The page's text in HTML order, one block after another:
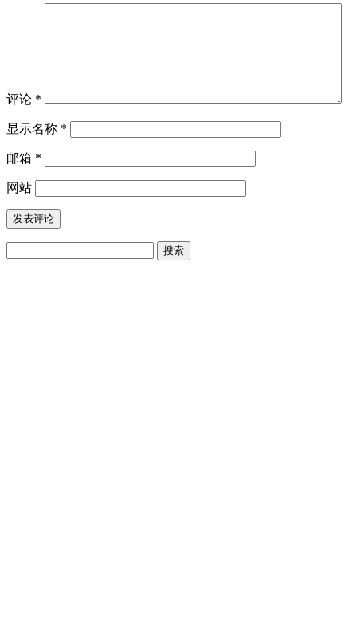
评论 *
显示名称 *
邮箱 *
网站